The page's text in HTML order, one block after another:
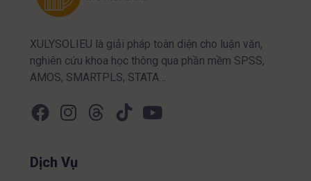
XULYSOLIEU là giải pháp toàn diện cho luận văn,
nghiên cứu khoa học thông qua phần mềm SPSS,
AMOS, SMARTPLS, STATA…
Dịch Vụ